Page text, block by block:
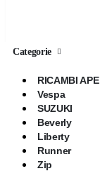
Categorie
RICAMBI APE
Vespa
SUZUKI
Beverly
Liberty
Runner
Zip